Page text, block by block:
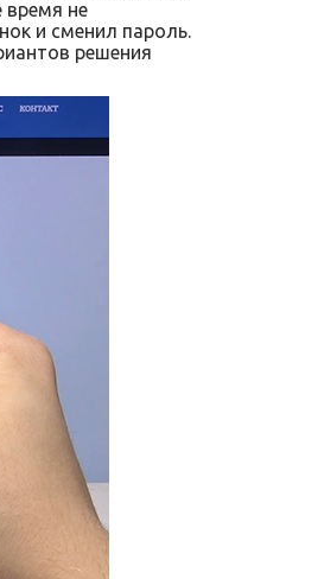
время не
и сменил пароль.
решения